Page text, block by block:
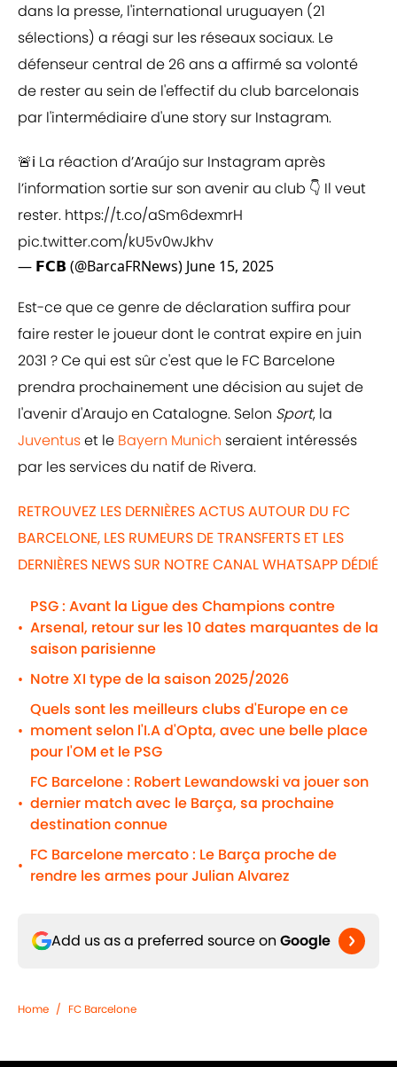
dans la presse, l'international uruguayen (21
sélections) a réagi sur les réseaux sociaux. Le
défenseur central de 26 ans a affirmé sa volonté
de rester au sein de l'effectif du club barcelonais
par l'intermédiaire d'une story sur Instagram.
🚨ℹ️ La réaction d’Araújo sur Instagram après
l’information sortie sur son avenir au club 👇 Il veut
rester. https://t.co/aSm6dexmrH
pic.twitter.com/kU5v0wJkhv
— 𝗙𝗖𝗕 (@BarcaFRNews) June 15, 2025
Est-ce que ce genre de déclaration suffira pour
faire rester le joueur dont le contrat expire en juin
2031 ? Ce qui est sûr c'est que le FC Barcelone
prendra prochainement une décision au sujet de
l'avenir d'Araujo en Catalogne. Selon Sport, la
Juventuset le Bayern Munich seraient intéressés
par les services du natif de Rivera.
RETROUVEZ LES DERNIÈRES ACTUS AUTOUR DU FC
BARCELONE, LES RUMEURS DE TRANSFERTS ET LES
DERNIÈRES NEWS SUR NOTRE CANAL WHATSAPP DÉDIÉ
•
PSG : Avant la Ligue des Champions contre
Arsenal, retour sur les 10 dates marquantes de la
saison parisienne
• Notre XI type de la saison 2025/2026
•
Quels sont les meilleurs clubs d'Europe en ce
moment selon l'I.A d'Opta, avec une belle place
pour l'OM et le PSG
•
FC Barcelone : Robert Lewandowski va jouer son
dernier match avec le Barça, sa prochaine
destination connue
•
FC Barcelone mercato : Le Barça proche de
rendre les armes pour Julian Alvarez
Add us as a preferred source on Google
Home / FC Barcelone